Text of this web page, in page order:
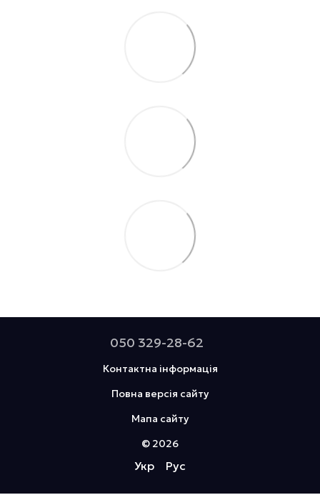
050 329-28-62
Контактна інформація
Повна версія сайту
Мапа сайту
© 2026
Укр Рус